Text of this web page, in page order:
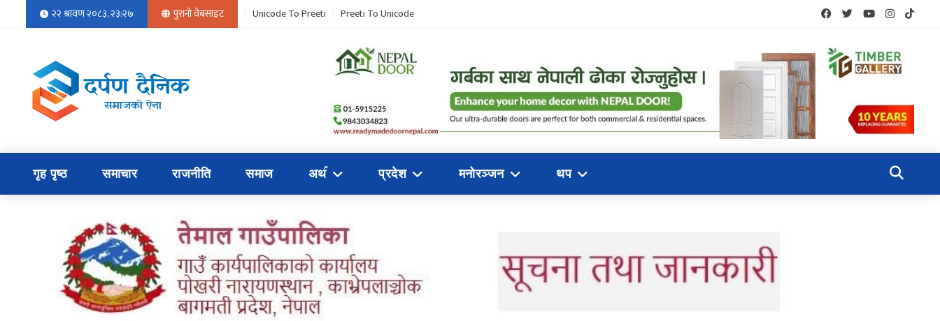
२२ श्रावण २०८३, २३:२७ पुरानो वेबसाइट Unicode To Preeti Preeti To Unicode
गृह पृष्ठ समाचार राजनीति समाज अथ॔ प्रदेश मनोरञ्जन थप